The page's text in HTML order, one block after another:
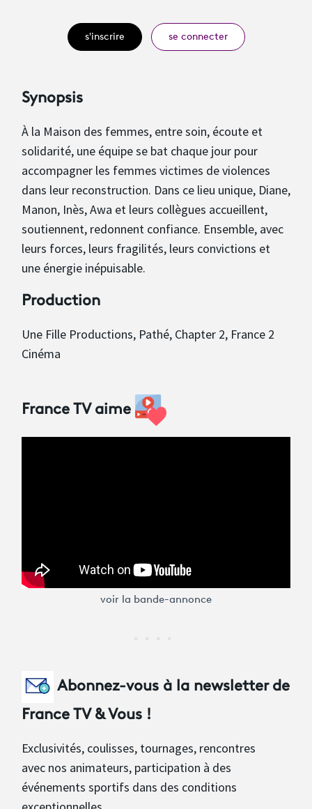
s'inscrire se connecter
Synopsis
À la Maison des femmes, entre soin, écoute et
solidarité, une équipe se bat chaque jour pour
accompagner les femmes victimes de violences
dans leur reconstruction. Dans ce lieu unique, Diane,
Manon, Inès, Awa et leurs collègues accueillent,
soutiennent, redonnent confiance. Ensemble, avec
leurs forces, leurs fragilités, leurs convictions et
une énergie inépuisable.
Production
Une Fille Productions, Pathé, Chapter 2, France 2
Cinéma
France TV aime
voir la bande-annonce
Abonnez-vous à la newsletter de
France TV & Vous !
Exclusivités, coulisses, tournages, rencontres
avec nos animateurs, participation à des
événements sportifs dans des conditions